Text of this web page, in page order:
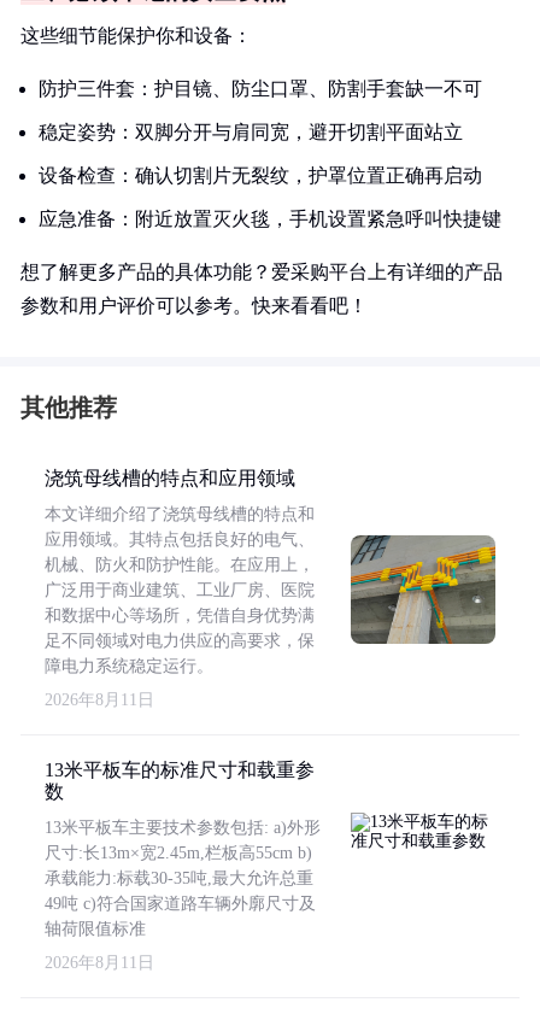
这些细节能保护你和设备：
防护三件套：护目镜、防尘口罩、防割手套缺一不可
稳定姿势：双脚分开与肩同宽，避开切割平面站立
设备检查：确认切割片无裂纹，护罩位置正确再启动
应急准备：附近放置灭火毯，手机设置紧急呼叫快捷键
想了解更多产品的具体功能？爱采购平台上有详细的产品
参数和用户评价可以参考。快来看看吧！
其他推荐
浇筑母线槽的特点和应用领域
本文详细介绍了浇筑母线槽的特点和
应用领域。其特点包括良好的电气、
机械、防火和防护性能。在应用上，
广泛用于商业建筑、工业厂房、医院
和数据中心等场所，凭借自身优势满
足不同领域对电力供应的高要求，保
障电力系统稳定运行。
2026年8月11日
13米平板车的标准尺寸和载重参
数
13米平板车主要技术参数包括: a)外形
尺寸:长13m×宽2.45m,栏板高55cm b)
承载能力:标载30-35吨,最大允许总重
49吨 c)符合国家道路车辆外廓尺寸及
轴荷限值标准
2026年8月11日